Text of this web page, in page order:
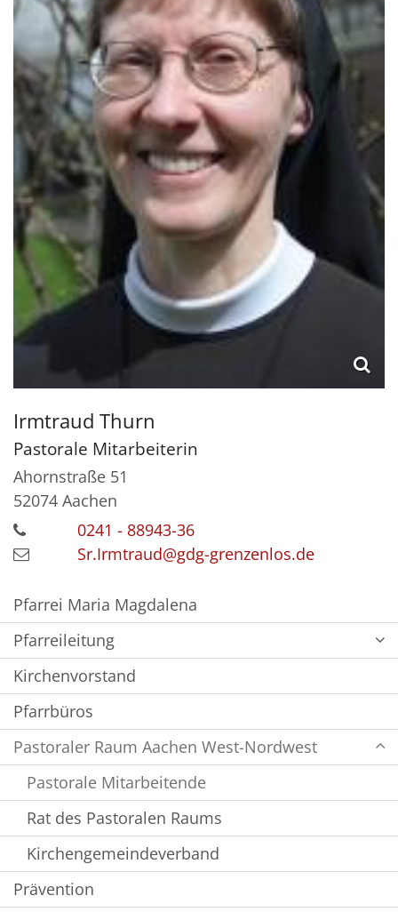
Irmtraud Thurn
Pastorale Mitarbeiterin
Ahornstraße 51
52074 Aachen
0241 - 88943-36
Sr.Irmtraud@gdg-grenzenlos.de
Pfarrei Maria Magdalena
Pfarreileitung
Kirchenvorstand
Pfarrbüros
Pastoraler Raum Aachen West-Nordwest
Pastorale Mitarbeitende
Rat des Pastoralen Raums
Kirchengemeindeverband
Prävention